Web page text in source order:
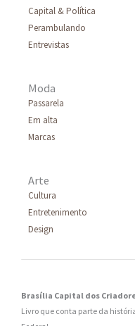
Capital & Política
Perambulando
Entrevistas
Moda
Passarela
Em alta
Marcas
Arte
Cultura
Entretenimento
Design
Brasília Capital dos
Livro que conta parte da